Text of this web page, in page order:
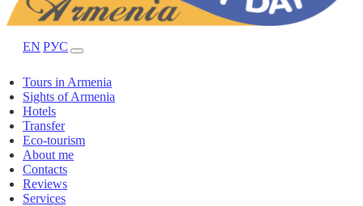
EN РУС
Tours in Armenia
Sights of Armenia
Hotels
Transfer
Eco-tourism
About me
Contacts
Reviews
Services